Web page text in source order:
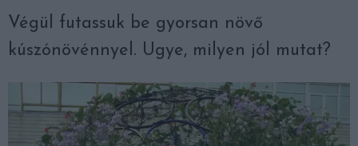
Végül futassuk be gyorsan növő
kúszónövénnyel. Ugye, milyen jól mutat?